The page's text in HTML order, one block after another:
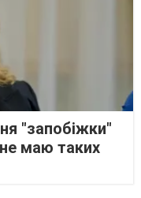
"запобіжки"
маю таких